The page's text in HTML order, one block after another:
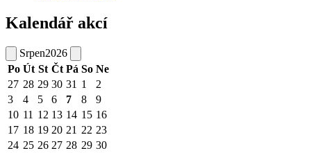
Kalendář akcí
Srpen2026
Po Út St Čt Pá So Ne
27 28 29 30 31 1
2
3
4 5 6 7 8
9
10 11 12 13 14 15 16
17 18 19 20 21 22 23
24 25 26 27 28 29 30